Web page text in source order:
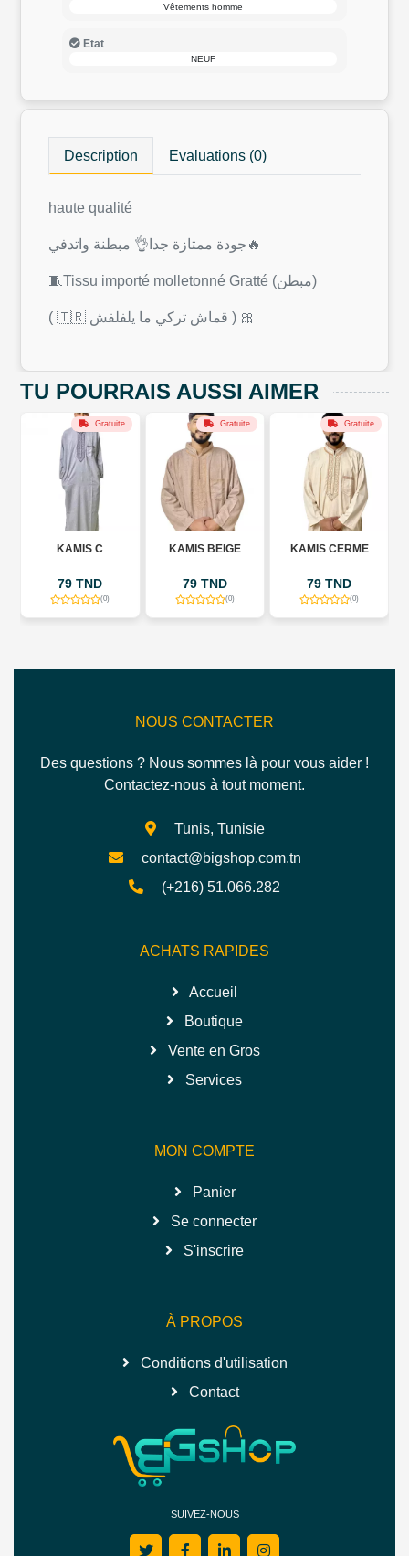
Vêtements homme
Etat
NEUF
Description Evaluations (0)
haute qualité
جودة ممتازة جدا👌 مبطنة واتدفي🔥
🧵Tissu importé molletonné Gratté (مبطن)
( 🇹🇷 قماش تركي ما يلفلفش ) 🎀
TU POURRAIS AUSSI AIMER
KAMIS C
79 TND
(0)
Gratuite
KAMIS BEIGE
79 TND
(0)
Gratuite
KAMIS CERME
79 TND
(0)
Gratuite
NOUS CONTACTER
Des questions ? Nous sommes là pour vous aider !
Contactez-nous à tout moment.
Tunis, Tunisie
contact@bigshop.com.tn
(+216) 51.066.282
ACHATS RAPIDES
Accueil
Boutique
Vente en Gros
Services
MON COMPTE
Panier
Se connecter
S'inscrire
À PROPOS
Conditions d'utilisation
Contact
SUIVEZ-NOUS